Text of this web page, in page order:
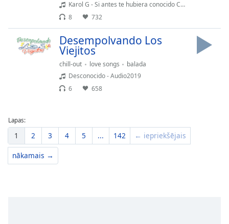
Karol G - Si antes te hubiera conocido CANDELA
8
732
Desempolvando Los
Viejitos
chill-out love songs
balada
Desconocido - Audio2019
6
658
Lapas:
1 2 3 4 5 ... 142 ← iepriekšējais
nākamais →